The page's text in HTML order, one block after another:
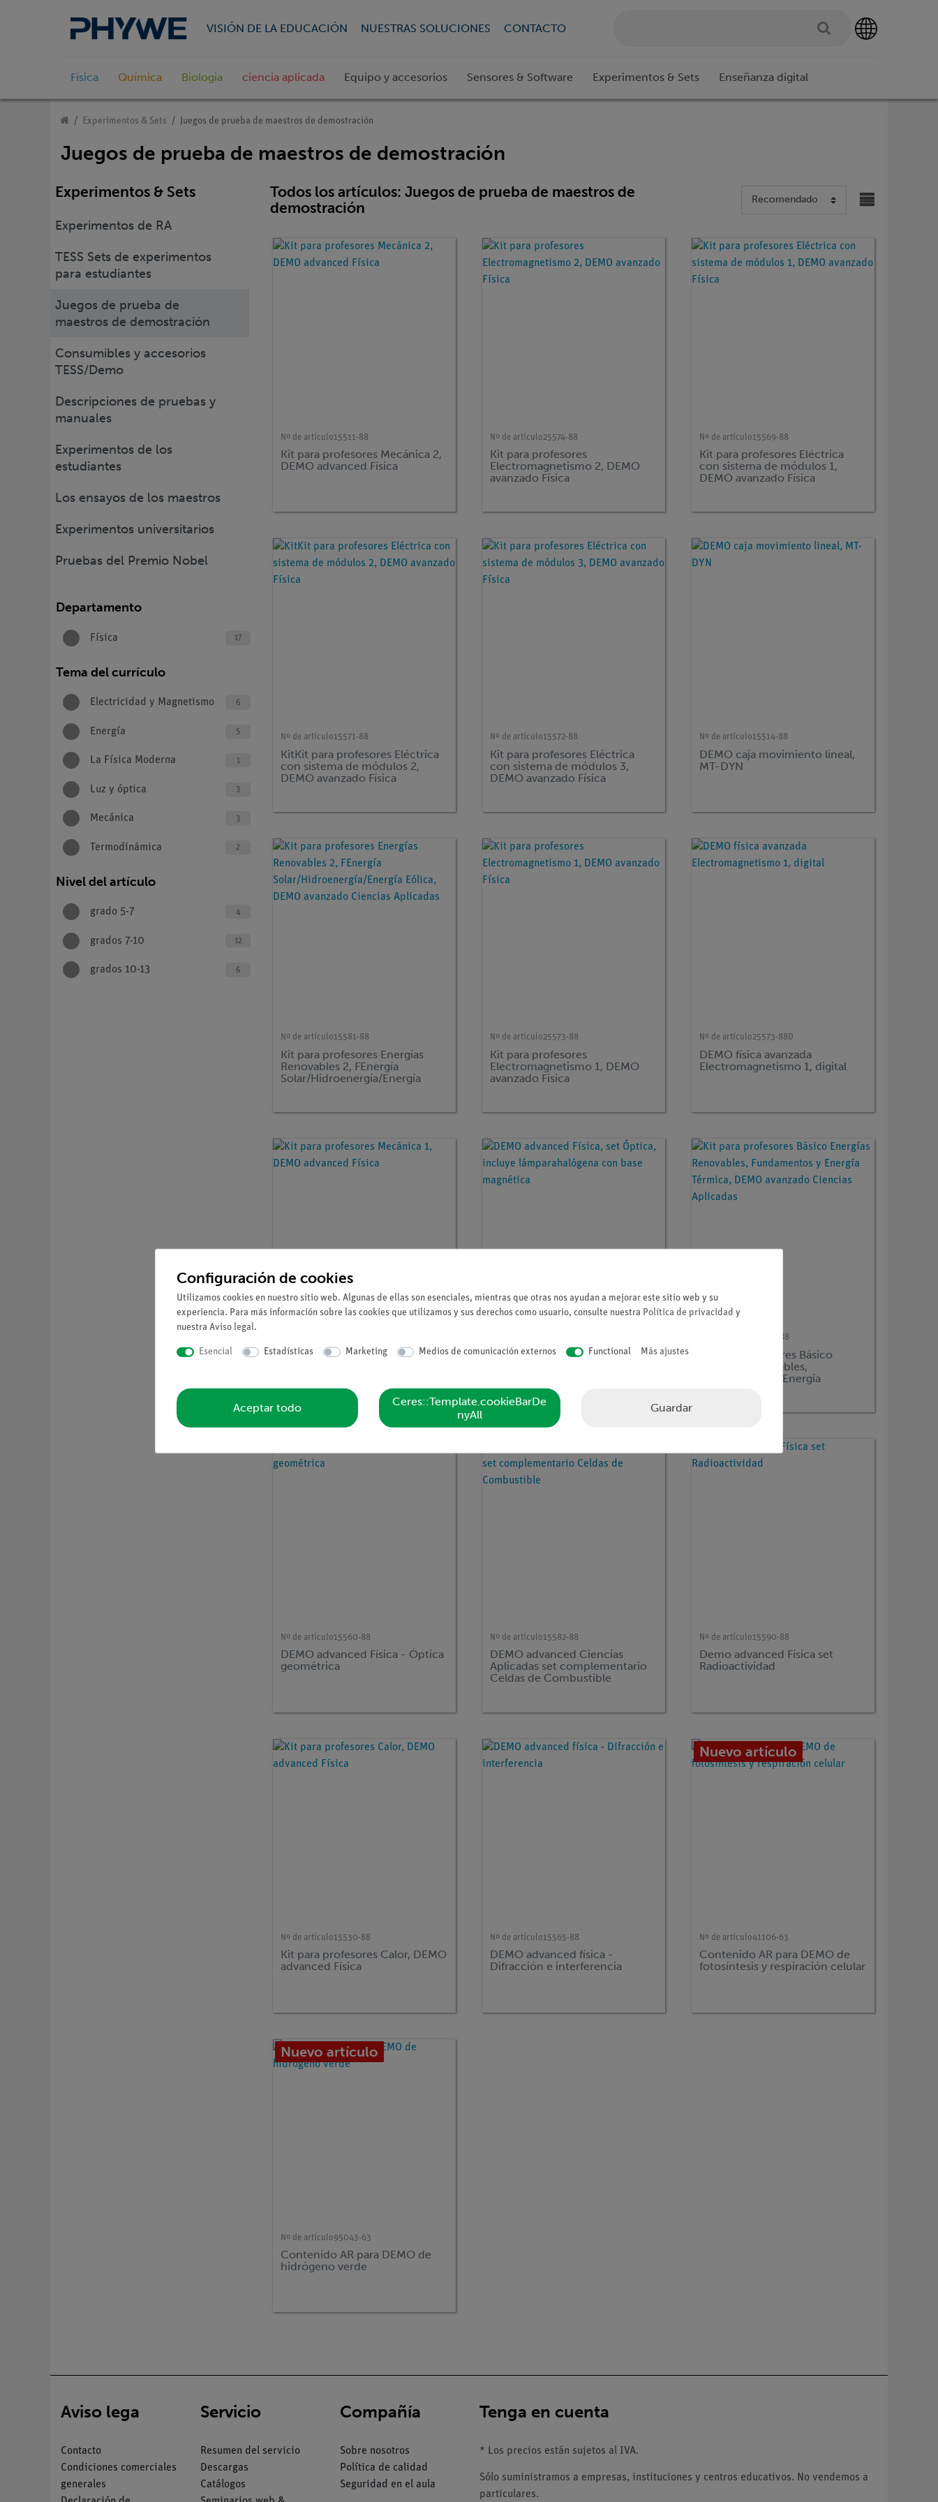
VISIÓN DE LA EDUCACIÓN NUESTRAS SOLUCIONES CONTACTO
Física Química Biologia ciencia aplicada Equipo y accesorios Sensores & Software Experimentos & Sets Enseñanza digital
Experimentos & Sets Juegos de prueba de maestros de demostración
Juegos de prueba de maestros de demostración
Experimentos & Sets
Experimentos de RA
TESS Sets de experimentos
para estudiantes
Juegos de prueba de
maestros de demostración
Consumibles y accesorios
TESS/Demo
Descripciones de pruebas y
manuales
Experimentos de los
estudiantes
Los ensayos de los maestros
Experimentos universitarios
Pruebas del Premio Nobel
Departamento
Física 17
Tema del currículo
Electricidad y Magnetismo 6
Energía 5
La Física Moderna 1
Luz y óptica 3
Mecánica 3
Termodinámica 2
Nivel del artículo
grado 5-7 4
grados 7-10 12
grados 10-13 6
Todos los artículos: Juegos de prueba de maestros de
demostración
Nº de artículo15511-88
Kit para profesores Mecánica 2,
DEMO advanced Física
Nº de artículo25574-88
Kit para profesores
Electromagnetismo 2, DEMO
avanzado Física
Nº de artículo15569-88
Kit para profesores Eléctrica
con sistema de módulos 1,
DEMO avanzado Física
Nº de artículo15571-88
KitKit para profesores Eléctrica
con sistema de módulos 2,
DEMO avanzado Física
Nº de artículo15572-88
Kit para profesores Eléctrica
con sistema de módulos 3,
DEMO avanzado Física
Nº de artículo15514-88
DEMO caja movimiento lineal,
MT-DYN
Nº de artículo15581-88
Kit para profesores Energías
Renovables 2, FEnergía
Solar/Hidroenergía/Energía
Nº de artículo25573-88
Kit para profesores
Electromagnetismo 1, DEMO
avanzado Física
Nº de artículo25573-88D
DEMO física avanzada
Electromagnetismo 1, digital
Kit para profesores Mecánica 1,
DEMO advanced Física, set
magnética
15580-88
Kit para profesores Básico
Energías Renovables,
Fundamentos y Energía
Nº de artículo15560-88
DEMO advanced Física - Óptica
geométrica
Nº de artículo15582-88
DEMO advanced Ciencias
Aplicadas set complementario
Celdas de Combustible
Nº de artículo15590-88
Demo advanced Física set
Radioactividad
Nº de artículo15530-88
Kit para profesores Calor, DEMO
advanced Física
Nº de artículo15565-88
DEMO advanced física -
Difracción e interferencia
Nuevo artículo
Nº de artículo41106-63
Contenido AR para DEMO de
fotosíntesis y respiración celular
Nuevo artículo
Nº de artículo95043-63
Contenido AR para DEMO de
hidrógeno verde
Aviso lega
Contacto
Condiciones comerciales
generales
Servicio
Resumen del servicio
Descargas
Catálogos
Compañía
Sobre nosotros
Política de calidad
Seguridad en el aula
Tenga en cuenta
* Los precios están sujetos al IVA.
Sólo suministramos a empresas, instituciones y centros educativos. No vendemos a
particulares.
Configuración de cookies
Utilizamos cookies en nuestro sitio web. Algunas de ellas son esenciales, mientras que otras nos ayudan a mejorar este sitio web y su
experiencia. Para más información sobre las cookies que utilizamos y sus derechos como usuario, consulte nuestra Política de privacidad y
nuestra Aviso legal.
Esencial Estadísticas Marketing Medios de comunicación externos Functional Más ajustes
Aceptar todo
Ceres::Template.cookieBarDe
nyAll
Guardar